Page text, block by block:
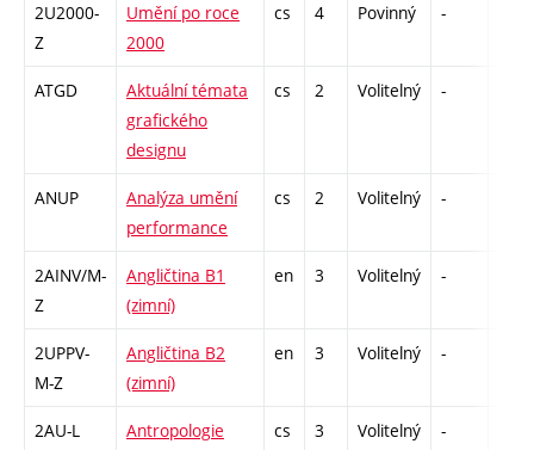
2U2000-
Z
Umění po roce
2000
cs 4 Povinný -
ATGD
Aktuální témata
grafického
designu
cs 2 Volitelný -
ANUP
Analýza umění
performance
cs 2 Volitelný -
2AINV/M-
Z
Angličtina B1
(zimní)
en 3 Volitelný -
2UPPV-
M-Z
Angličtina B2
(zimní)
en 3 Volitelný -
2AU-L
Antropologie
cs 3 Volitelný -